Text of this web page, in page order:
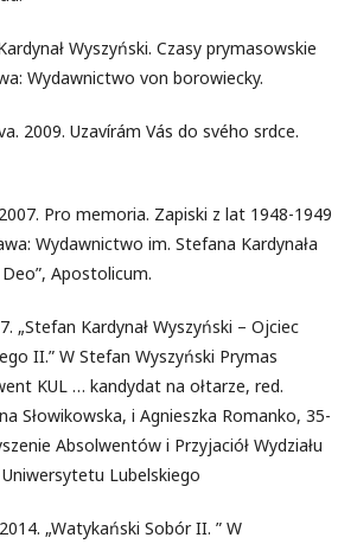
Wyszyński. Czasy prymasowskie
Wydawnictwo von borowiecky.
2009. Uzavírám Vás do svého srdce.
Pro memoria. Zapiski z lat 1948-1949
Wydawnictwo im. Stefana Kardynała
Apostolicum.
„Stefan Kardynał Wyszyński – Ojciec
II.” W Stefan Wyszyński Prymas
KUL … kandydat na ołtarze, red.
Słowikowska, i Agnieszka Romanko, 35-
Absolwentów i Przyjaciół Wydziału
Lubelskiego
„Watykański Sobór II. ” W